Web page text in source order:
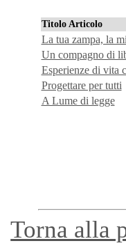
Titolo Articolo
La tua zampa, la
Un compagno di
Esperienze di vita
Progettare per tutti
A Lume di legge
Torna alla